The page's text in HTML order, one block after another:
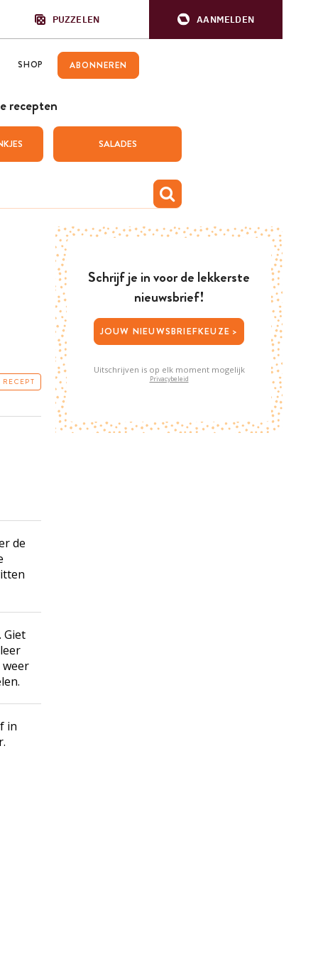
PUZZELEN AANMELDEN
SHOP ABONNEREN
recepten
SALADES
de
Giet
in
Schrijf je in voor de lekkerste
nieuwsbrief!
JOUW NIEUWSBRIEFKEUZE >
Uitschrijven is op elk moment mogelijk
Privacybeleid